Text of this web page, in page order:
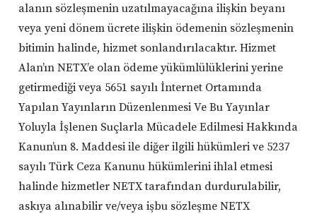
alanın sözleşmenin uzatılmayacağına ilişkin beyanı
veya yeni dönem ücrete ilişkin ödemenin sözleşmenin
bitimin halinde, hizmet sonlandırılacaktır. Hizmet
Alan’ın NETX’e olan ödeme yükümlülüklerini yerine
getirmediği veya 5651 sayılı İnternet Ortamında
Yapılan Yayınların Düzenlenmesi Ve Bu Yayınlar
Yoluyla İşlenen Suçlarla Mücadele Edilmesi Hakkında
Kanun’un 8. Maddesi ile diğer ilgili hükümleri ve 5237
sayılı Türk Ceza Kanunu hükümlerini ihlal etmesi
halinde hizmetler NETX tarafından durdurulabilir,
askıya alınabilir ve/veya işbu sözleşme NETX